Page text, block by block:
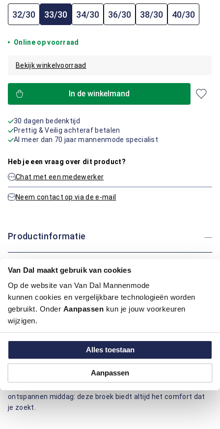
Van Dal maakt gebruik van cookies
Op de website van Van Dal Mannenmode
kunnen cookies en vergelijkbare technologieën worden
gebruikt. Onder Aanpassen kun je jouw voorkeuren
wijzigen.
Alles toestaan
Aanpassen
32/30 33/30 34/30 36/30 38/30 40/30
Online op voorraad
Bekijk winkelvoorraad
In de winkelmand
30 dagen bedenktijd
Prettig & Veilig achteraf betalen
Al meer dan 70 jaar mannenmode specialist
Heb je een vraag over dit product?
Chat met een medewerker
Neem contact op via de e-mail
Productinformatie
Kleur:
Blauw/Navy
Materiaal:
100% Polyester
Pasvorm:
Regular Fit
Motief:
Deze korte broek van Bartlett Active biedt een regular fit
pasvorm voor optimaal comfort. Het effen ontwerp geeft een
rustige uitstraling, terwijl het gebruik van polyester zorgt voor
duurzaamheid en gemakkelijke verzorging. Dankzij het
materiaal is de broek lichtgewicht en ademend, perfect voor
ontspannen middag: deze broek biedt altijd het comfort dat
je zoekt.